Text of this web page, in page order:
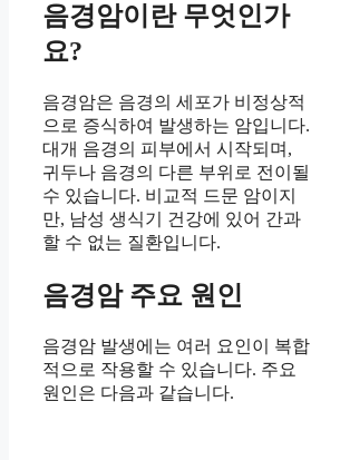
음경암이란 무엇인가
요?
음경암은 음경의 세포가 비정상적
으로 증식하여 발생하는 암입니다.
대개 음경의 피부에서 시작되며,
귀두나 음경의 다른 부위로 전이될
수 있습니다. 비교적 드문 암이지
만, 남성 생식기 건강에 있어 간과
할 수 없는 질환입니다.
음경암 주요 원인
음경암 발생에는 여러 요인이 복합
적으로 작용할 수 있습니다. 주요
원인은 다음과 같습니다.